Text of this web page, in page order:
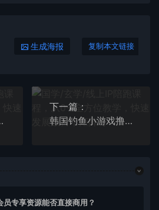
生成海报 复制本文链接
（33节课）
下一篇：
韩国钓鱼小游戏撸USDT，单窗口日撸3—4U
专享资源能否直接商用？